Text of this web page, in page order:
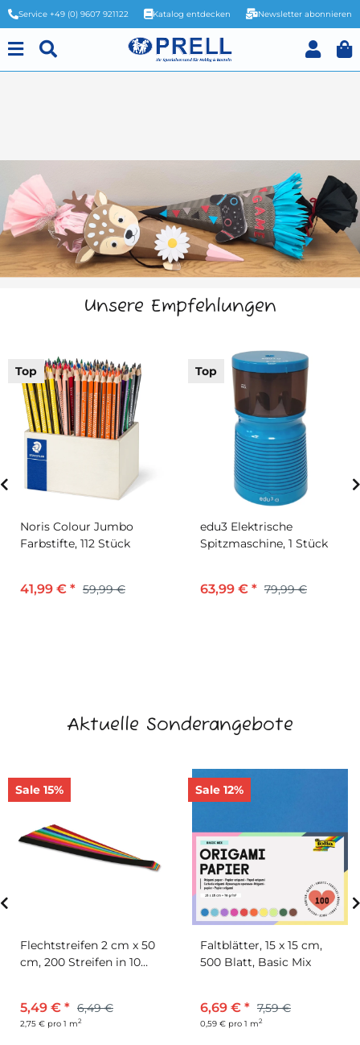
Service +49 (0) 9607 921122 Katalog entdecken Newsletter abonnieren
Unsere Empfehlungen
Top
Noris Colour Jumbo
Farbstifte, 112 Stück
41,99 € * 59,99 €
Top
edu3 Elektrische
Spitzmaschine, 1 Stück
63,99 € * 79,99 €
Aktuelle Sonderangebote
Sale 15%
Flechtstreifen 2 cm x 50
cm, 200 Streifen in 10
5,49 € * 6,49 €
2,75 € pro 1 m2
Sale 12%
Faltblätter, 15 x 15 cm,
500 Blatt, Basic Mix
6,69 € * 7,59 €
0,59 € pro 1 m2